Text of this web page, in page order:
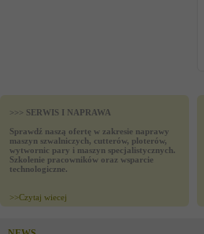
>>> SERWIS I NAPRAWA
Sprawdź naszą ofertę w zakresie naprawy
maszyn szwalniczych, cutterów, ploterów,
wytwornic pary i maszyn specjalistycznych.
Szkolenie pracowników oraz wsparcie
technologiczne.
>>Czytaj wiecej